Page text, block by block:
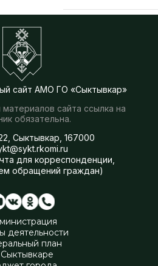
сайт АМО ГО «Сыктывкар»
сайта ссылка на
обязательна.
Сыктывкар, 167000
для корреспонденции,
обращений граждан)
деятельности
план